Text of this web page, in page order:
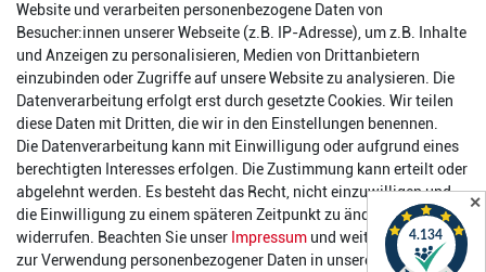
Reinhold-Ferger-Straße 26
order@2die4-sports.com
0 26 63/ 9 68 69 37
Öffnungszeiten
Montag:
14:00 - 17:00 Uhr
Dienstag:
14:00 - 17:00 Uhr
Mittwoch:
14:00 - 17:00 Uhr
Donnerstag:
14:00 - 17:00 Uhr
Freitag:
14:00 - 19:00 Uhr
Website und verarbeiten personenbezogene Daten von
Besucher:innen unserer Webseite (z.B. IP-Adresse), um z.B. Inhalte
und Anzeigen zu personalisieren, Medien von Drittanbietern
einzubinden oder Zugriffe auf unsere Website zu analysieren. Die
Datenverarbeitung erfolgt erst durch gesetzte Cookies. Wir teilen
diese Daten mit Dritten, die wir in den Einstellungen benennen.
Die Datenverarbeitung kann mit Einwilligung oder aufgrund eines
berechtigten Interesses erfolgen. Die Zustimmung kann erteilt oder
abgelehnt werden. Es besteht das Recht, nicht einzuwilligen und
die Einwilligung zu einem späteren Zeitpunkt zu ändern oder zu
widerrufen. Beachten Sie unser Impressum und weitere Hinweise
zur Verwendung personenbezogener Daten in unserer
Daten­
✕